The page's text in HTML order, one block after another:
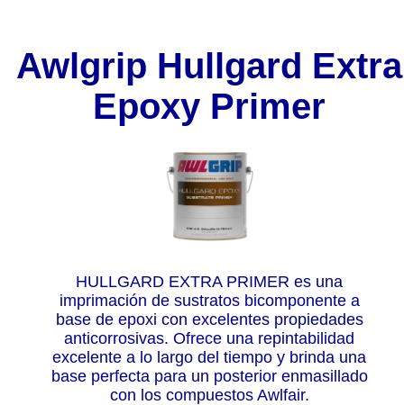
Awlgrip Hullgard Extra
Epoxy Primer
HULLGARD EXTRA PRIMER es una
imprimación de sustratos bicomponente a
base de epoxi con excelentes propiedades
anticorrosivas. Ofrece una repintabilidad
excelente a lo largo del tiempo y brinda una
base perfecta para un posterior enmasillado
con los compuestos Awlfair.